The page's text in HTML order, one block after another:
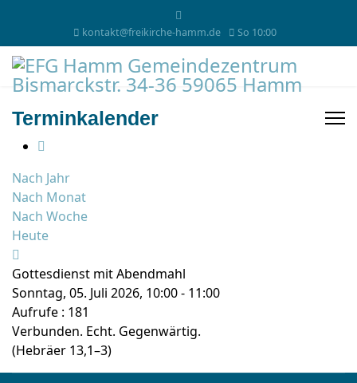
kontakt@freikirche-hamm.de So 10:00
Terminkalender
Nach Jahr
Nach Monat
Nach Woche
Heute
Gottesdienst mit Abendmahl
Sonntag, 05. Juli 2026, 10:00 - 11:00
Aufrufe : 181
Verbunden. Echt. Gegenwärtig.
(Hebräer 13,1–3)